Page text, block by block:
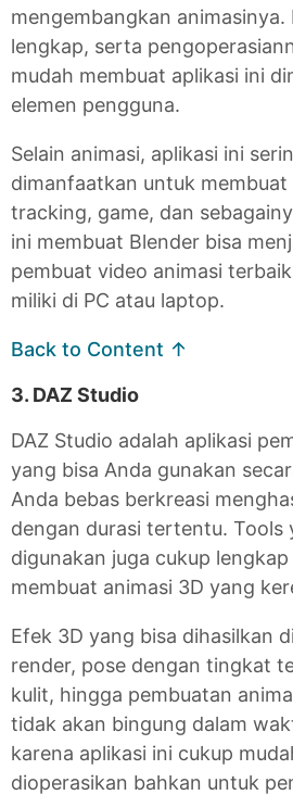
mengembangkan
lengkap, serta
mudah membuat aplikasi ini
elemen pengguna.
Selain animasi, aplikasi ini
dimanfaatkan untuk
tracking, game, dan
ini membuat Blender bisa
pembuat video animasi
miliki di PC atau laptop.
Back to Content ↑
3. DAZ Studio
DAZ Studio adalah aplikasi
yang bisa Anda gunakan
Anda bebas berkreasi
dengan durasi tertentu. Tools
digunakan juga cukup
membuat animasi 3D yang
Efek 3D yang bisa dihasilkan
render, pose dengan tingkat
kulit, hingga pembuatan
tidak akan bingung dalam
karena aplikasi ini cukup
dioperasikan bahkan untuk